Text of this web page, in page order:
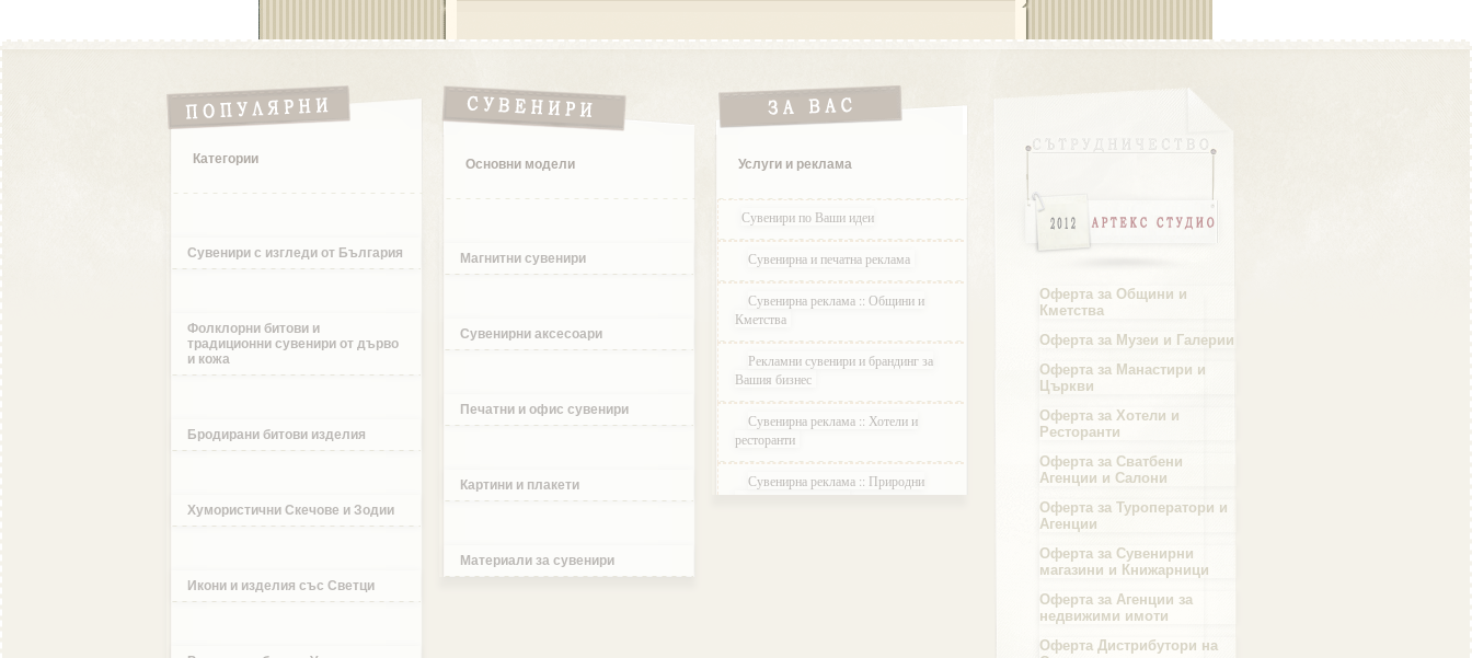
Област Шумен
Категории
Сувенири с изгледи от България
Фолклорни битови и
традиционни сувенири от дърво
и кожа
Бродирани битови изделия
Хумористични Скечове и Зодии
Икони и изделия със Светци
Основни модели
Магнитни сувенири
Сувенирни аксесоари
Печатни и офис сувенири
Картини и плакети
Материали за сувенири
Услуги и реклама
Сувенири по Ваши идеи
Сувенирна и печатна реклама
Сувенирна реклама :: Общини и
Кметства
Рекламни сувенири и брандинг за
Вашия бизнес
Сувенирна реклама :: Хотели и
ресторанти
Сувенирна реклама :: Природни
паркове и Резервати
Оферта за Общини и
Кметства
Оферта за Музеи и Галерии
Оферта за Манастири и
Църкви
Оферта за Хотели и
Ресторанти
Оферта за Сватбени
Агенции и Салони
Оферта за Туроператори и
Агенции
Оферта за Сувенирни
магазини и Книжарници
Оферта за Агенции за
недвижими имоти
Оферта Дистрибутори на